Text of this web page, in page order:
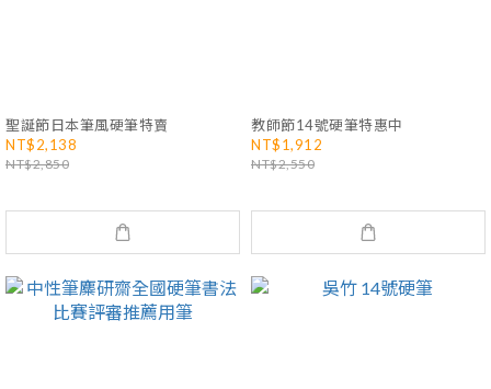
聖誕節日本筆風硬筆特賣
NT$2,138
NT$2,850
教師節14號硬筆特惠中
NT$1,912
NT$2,550